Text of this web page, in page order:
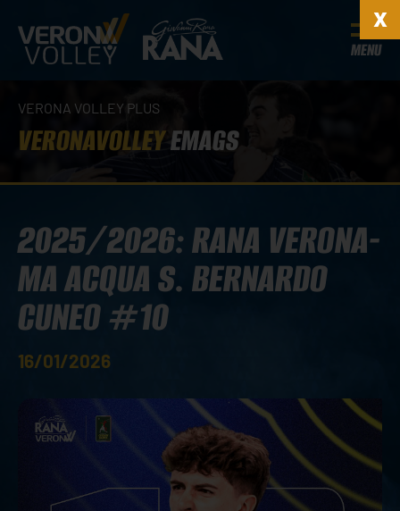
MENU
VERONA VOLLEY PLUS
VERONAVOLLEYEMAGS
2025/2026: RANA VERONA-
MA ACQUA S. BERNARDO
CUNEO #10
16/01/2026